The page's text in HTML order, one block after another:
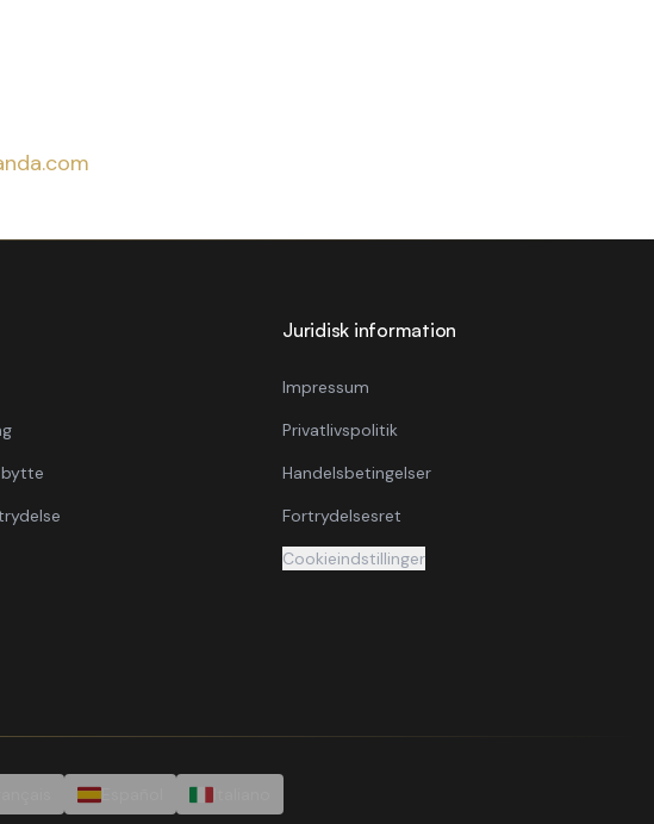
bytte
Juridisk information
Impressum
Privatlivspolitik
Handelsbetingelser
Fortrydelsesret
Cookieindstillinger
Español Italiano